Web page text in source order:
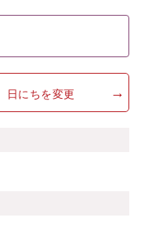
日にちを変更